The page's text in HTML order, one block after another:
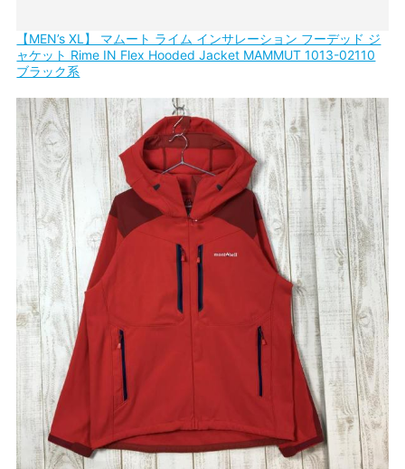
【MEN’s XL】 マムート ライム インサレーション フーデッド ジ
ャケット Rime IN Flex Hooded Jacket MAMMUT 1013-02110
ブラック系